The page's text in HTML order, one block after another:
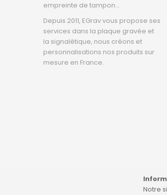
empreinte de tampon...
Depuis 2011, EGrav vous propose ses
services dans la plaque gravée et
la signalétique, nous créons et
personnalisations nos produits sur
mesure en France.
Notre